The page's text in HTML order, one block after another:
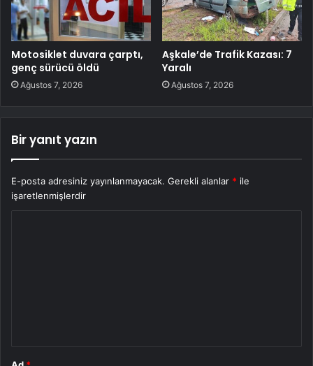
Motosiklet duvara çarptı,
genç sürücü öldü
Ağustos 7, 2026
Aşkale’de Trafik Kazası: 7
Yaralı
Ağustos 7, 2026
Bir yanıt yazın
E-posta adresiniz yayınlanmayacak. Gerekli alanlar * ile
işaretlenmişlerdir